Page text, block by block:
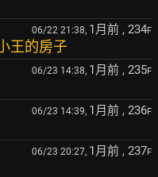
06/22 21:38, 1月前 , 234F
王的房子
06/23 14:38, 1月前 , 235F
06/23 14:39, 1月前 , 236F
06/23 20:27, 1月前 , 237F